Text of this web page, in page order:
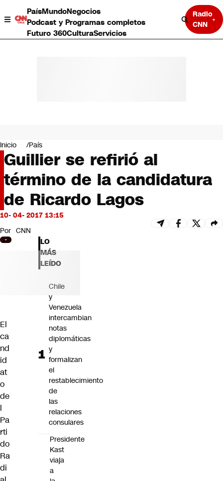
PaísMundoNegocios
Podcast y Programas completos
Futuro 360CulturaServicios
Radio
CNN
Negocios
Deportes
Programas completos
Cultura
Servicios
Bits
CNN tiempo
Futuro 360
Opinión
Inicio País
Guillier se refirió al
término de la candidatura
de Ricardo Lagos
10- 04- 2017 13:15
Por CNN
El
ca
nd
id
at
o
de
l
Pa
rti
do
Ra
di
LO
MÁS
LEÍDO
Chile
y
Venezuela
intercambian
notas
diplomáticas
y
formalizan
el
restablecimiento
de
las
relaciones
consulares
Presidente
Kast
viaja
a